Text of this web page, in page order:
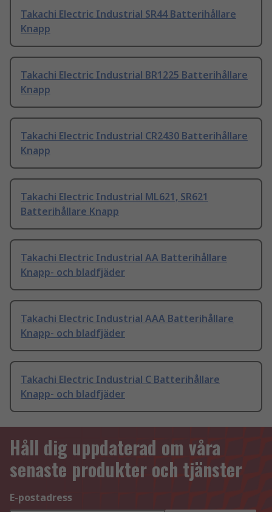
Takachi Electric Industrial SR44 Batterihållare
Knapp
Takachi Electric Industrial BR1225 Batterihållare
Knapp
Takachi Electric Industrial CR2430 Batterihållare
Knapp
Takachi Electric Industrial ML621, SR621
Batterihållare Knapp
Takachi Electric Industrial AA Batterihållare
Knapp- och bladfjäder
Takachi Electric Industrial AAA Batterihållare
Knapp- och bladfjäder
Takachi Electric Industrial C Batterihållare
Knapp- och bladfjäder
Håll dig uppdaterad om våra
senaste produkter och tjänster
E-postadress